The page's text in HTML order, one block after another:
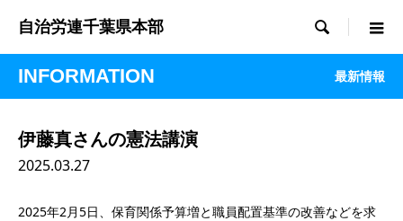
自治労連千葉県本部 
INFORMATION 最新情報
伊藤真さんの憲法講演
2025.03.27
2025年2月5日、保育関係予算増と職員配置基準の改善などを求